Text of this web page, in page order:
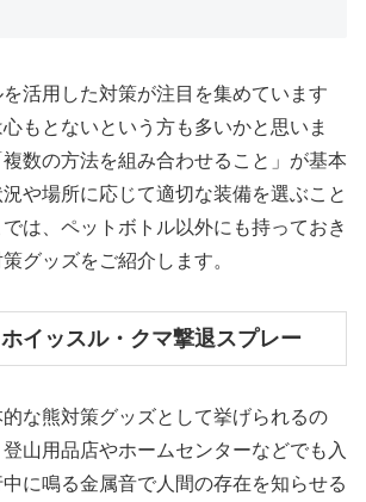
活用した対策が注目を集めています
もとないという方も多いかと思いま
数の方法を組み合わせること」が基本
や場所に応じて適切な装備を選ぶこと
は、ペットボトル以外にも持っておき
グッズをご紹介します。
イッスル・クマ撃退スプレー
な熊対策グッズとして挙げられるの
山用品店やホームセンターなどでも入
に鳴る金属音で人間の存在を知らせる